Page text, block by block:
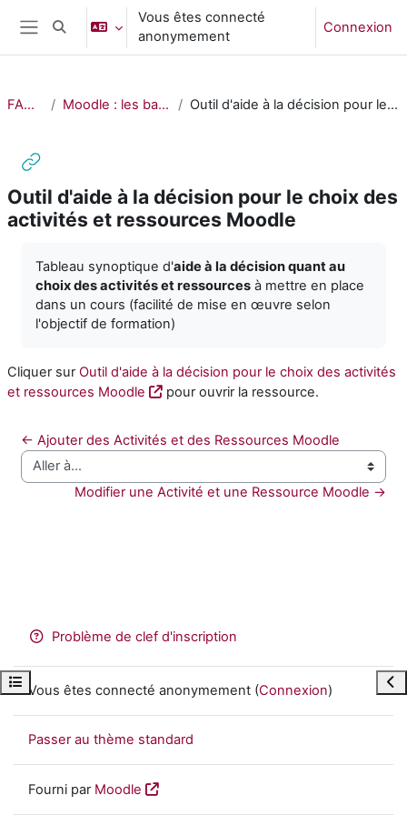
Passer au contenu principal
Panneau latéral
Activer/désactiver la saisie de recherche
Vous êtes connecté
anonymement
Connexion
Ouvrir l’index du cours
FAQ Moodle Moodle : les bases pour bien démarrer Outil d'aide à la décision pour le choix des activités et ressources Moodle
Outil d'aide à la décision pour le choix des
activités et ressources Moodle
Tableau synoptique d'aide à la décision quant au
choix des activités et ressources à mettre en place
dans un cours (facilité de mise en œuvre selon
l'objectif de formation)
Cliquer surOutil d'aide à la décision pour le choix des activités
et ressources Moodle
pour ouvrir la ressource.
← Ajouter des Activités et des Ressources Moodle
Aller à…
Modifier une Activité et une Ressource Moodle →
Problème de clef d'inscription
Vous êtes connecté anonymement (Connexion)
Passer au thème standard
Fourni par Moodle